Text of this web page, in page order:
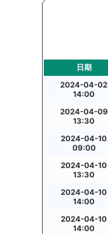
日期
2024-04-02
14:00
2024-04-09
13:30
2024-04-10
09:00
2024-04-10
13:30
2024-04-10
14:00
2024-04-10
14:00